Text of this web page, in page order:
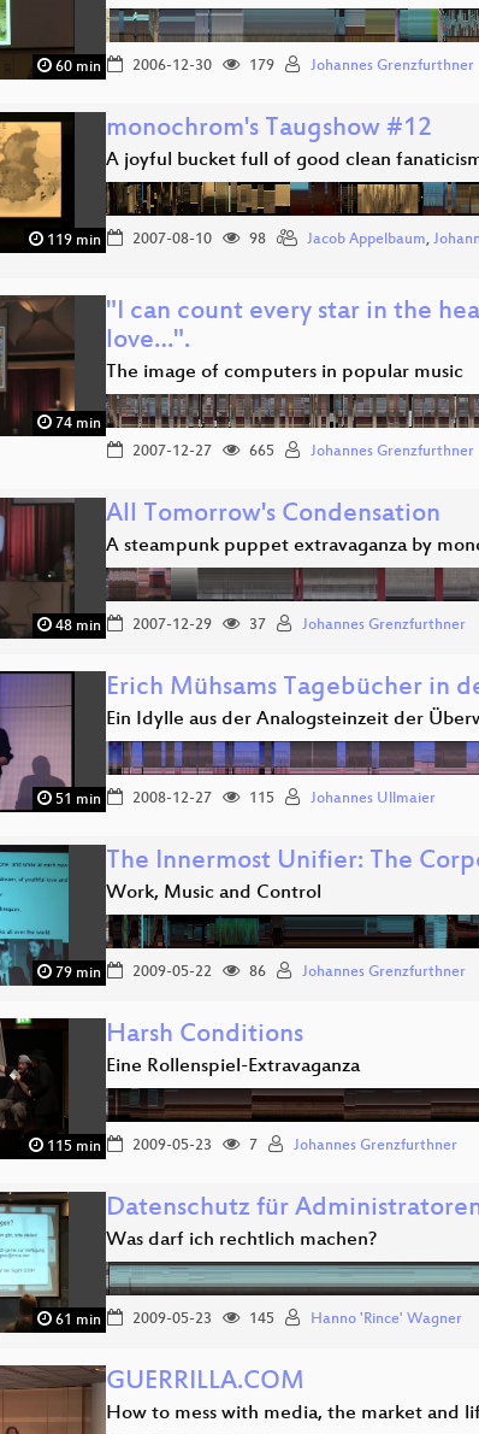
60 min 2006-12-30 179 Johannes Grenzfurthner
119 min
monochrom's Taugshow #12
A joyful bucket full of good clean
2007-08-10 98 Jacob Appelbaum,
74 min
"I can count every star in the
love…".
The image of computers in popular music
2007-12-27 665 Johannes Grenzfurthner
48 min
All Tomorrow's Condensation
A steampunk puppet extravaganza by
2007-12-29 37 Johannes Grenzfurthner
51 min
Erich Mühsams Tagebücher in
Ein Idylle aus der Analogsteinzeit der
2008-12-27 115 Johannes Ullmaier
79 min
The Innermost Unifier: The
Work, Music and Control
2009-05-22 86 Johannes Grenzfurthner
115 min
Harsh Conditions
Eine Rollenspiel-Extravaganza
2009-05-23 7 Johannes Grenzfurthner
61 min
Datenschutz für
Was darf ich rechtlich machen?
2009-05-23 145 Hanno 'Rince' Wagner
GUERRILLA.COM
How to mess with media, the market and